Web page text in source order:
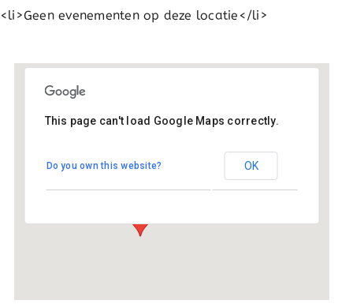
<li>Geen evenementen op deze locatie</li>
Utrecht kantoor
Leidseveer 2 - Utrecht
This page can't load Google Maps correctly.
Do you own this website? OK